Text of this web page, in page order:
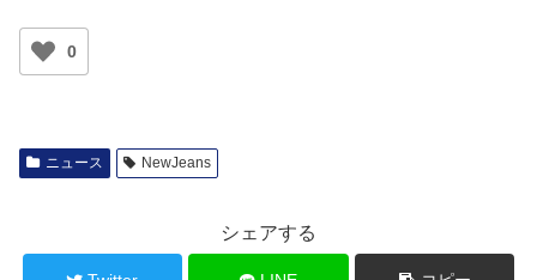
ニュース NewJeans
シェアする
コピー